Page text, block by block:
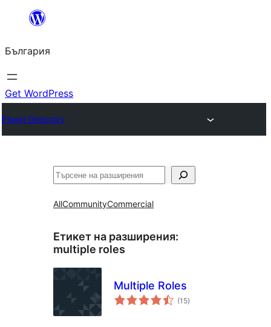
България
Get WordPress
Plugin Directory
Търсене
AllCommunityCommercial
Етикет на разширения:
multiple roles
Multiple Roles
(15общо
оценки
)